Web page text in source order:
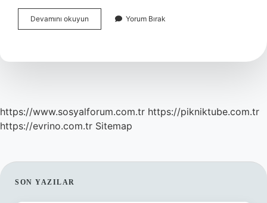
Devamını okuyun Dünyada
Ilk
Yorum Bırak
https://www.sosyalforum.com.tr https://pikniktube.com.tr
https://evrino.com.tr Sitemap
SIDEBAR
SON YAZILAR